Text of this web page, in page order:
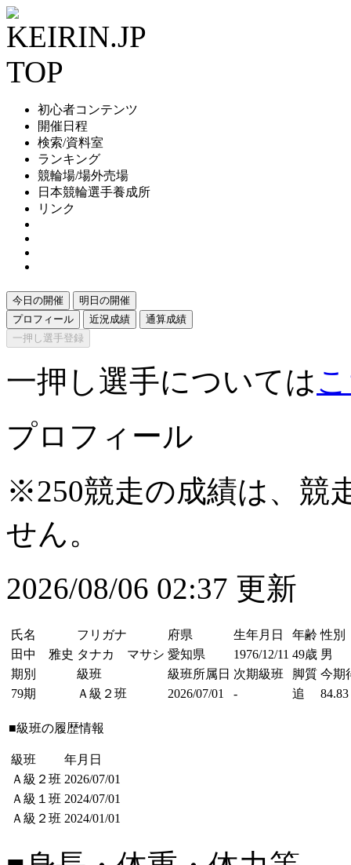
初心者コンテンツ
開催日程
検索/資料室
ランキング
競輪場/場外売場
日本競輪選手養成所
リンク
今日の開催
明日の開催
プロフィール
近況成績
通算成績
一押し選手登録
一押し選手については
プロフィール
※250競走の成績は、競
せん。
2026/08/06 02:37 更新
氏名 フリガナ 府県 生年月日 年齢 性別
田中 雅史 タナカ マサシ 愛知県 1976/12/11 49歳 男
期別
級班 級班所属日 次期級班 脚質 今期
79期
Ａ級２班 2026/07/01 - 追 84.83
■級班の履歴情報
級班
年月日
Ａ級２班 2026/07/01
Ａ級１班 2024/07/01
Ａ級２班 2024/01/01